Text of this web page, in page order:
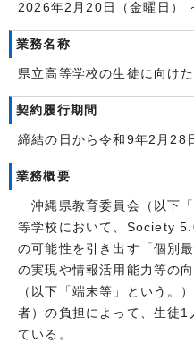
2026年2月20日（金曜日）
業務名称
県立高等学校の生徒に向け
契約履行期間
締結の日から令和9年2月28
業務概要
沖縄県教育委員会（以下
等学校において、Society
の可能性を引き出す「個別
の実現や情報活用能力等の
（以下「端末等」という。
者）の負担によって、生徒1
ている。